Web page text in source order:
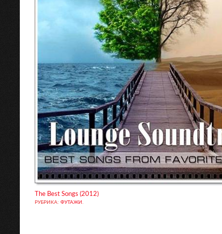
The Best Songs (2012)
РУБРИКА: ФУТАЖИ